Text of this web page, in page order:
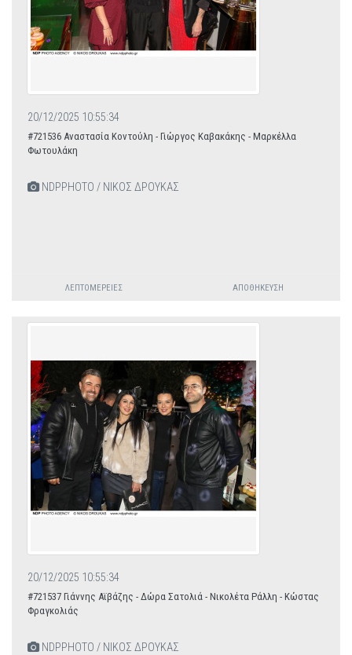
20/12/2025 10:55:34
#721536 Αναστασία Κοντούλη - Γιώργος Καβακάκης - Μαρκέλλα
Φωτουλάκη
NDPPHOTO / ΝΙΚΟΣ ΔΡΟΥΚΑΣ
ΛΕΠΤΟΜΈΡΕΙΕΣ ΑΠΟΘΉΚΕΥΣΗ
20/12/2025 10:55:34
#721537 Γιάννης Αϊβάζης - Δώρα Σατολιά - Νικολέτα Ράλλη - Κώστας
Φραγκολιάς
NDPPHOTO / ΝΙΚΟΣ ΔΡΟΥΚΑΣ